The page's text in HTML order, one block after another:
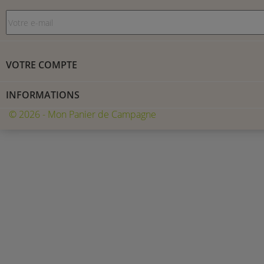
VOTRE COMPTE
INFORMATIONS
© 2026 - Mon Panier de Campagne